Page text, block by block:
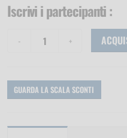
Iscrivi i partecipanti:
GUARDA LA SCALA SCONTI